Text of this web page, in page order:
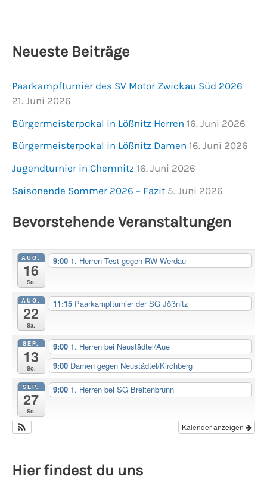
Neueste Beiträge
Paarkampfturnier des SV Motor Zwickau Süd 2026
21. Juni 2026
Bürgermeisterpokal in Lößnitz Herren 16. Juni 2026
Bürgermeisterpokal in Lößnitz Damen 16. Juni 2026
Jugendturnier in Chemnitz 16. Juni 2026
Saisonende Sommer 2026 – Fazit 5. Juni 2026
Bevorstehende Veranstaltungen
AUG.
16
So.
9:00 1. Herren Test gegen RW Werdau
AUG.
22
Sa.
11:15 Paarkampfturnier der SG Jößnitz
SEP.
13
So.
9:00 1. Herren bei Neustädtel/Aue
9:00 Damen gegen Neustädtel/Kirchberg
SEP.
27
So.
9:00 1. Herren bei SG Breitenbrunn
Kalender anzeigen
Hier findest du uns